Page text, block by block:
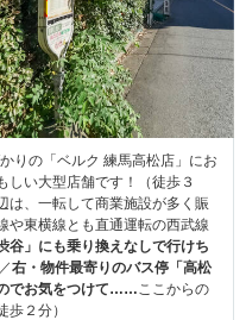
りの「ベルク 練馬高松店」にお
しい大型店舗です！（徒歩３
は、一転して商業施設が多く賑
や東横線とも直通運転の西武線
谷」にも乗り換えなしで行けち
右・物件最寄りのバス停「高松
でお気をつけて……ここからの
２分）